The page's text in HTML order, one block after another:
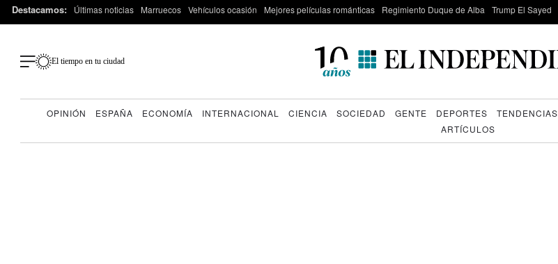
Destacamos: Últimas noticias Marruecos Vehículos ocasión Mejores películas románticas Regimiento Duque de Alba Trump El Sayed
El tiempo en tu ciudad
OPINIÓN ESPAÑA ECONOMÍA INTERNACIONAL CIENCIA SOCIEDAD GENTE DEPORTES TENDENCIAS
ARTÍCULOS